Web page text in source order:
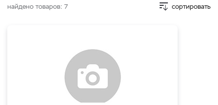
найдено товаров: 7 сортировать